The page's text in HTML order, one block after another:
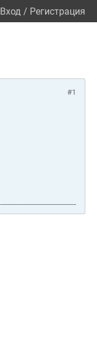
Вход / Регистрация
#1